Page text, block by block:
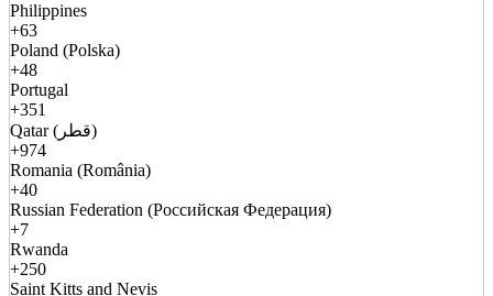
Philippines
+63
Poland (Polska)
+48
Portugal
+351
Qatar (قطر)
+974
Romania (România)
+40
Russian Federation (Российская Федерация)
+7
Rwanda
+250
Saint Kitts and Nevis